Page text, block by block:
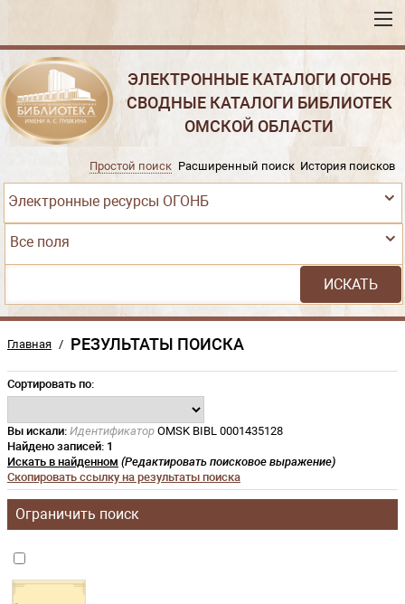
ЭЛЕКТРОННЫЕ КАТАЛОГИ ОГОНБ
СВОДНЫЕ КАТАЛОГИ БИБЛИОТЕК
ОМСКОЙ ОБЛАСТИ
Электронные ресурсы ОГОНБ
Простой поиск Расширенный поиск История поисков
Все поля
Главная / РЕЗУЛЬТАТЫ ПОИСКА
Сортировать по:
Вы искали: Идентификатор OMSK BIBL 0001435128
Найдено записей: 1
Искать в найденном (Редактировать поисковое выражение)
Скопировать ссылку на результаты поиска
Ограничить поиск